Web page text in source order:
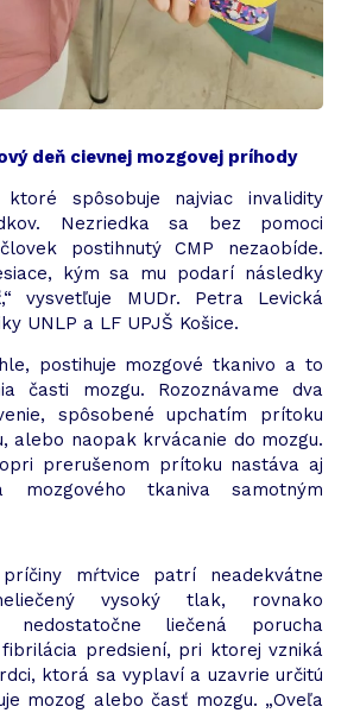
deň cievnej mozgovej príhody
spôsobuje najviac invalidity
Nezriedka sa bez pomoci
postihnutý CMP nezaobíde.
kým sa mu podarí následky
vysvetľuje MUDr. Petra Levická
UNLP a LF UPJŠ Košice.
postihuje mozgové tkanivo a to
časti mozgu. Rozoznávame dva
spôsobené upchatím prítoku
alebo naopak krvácanie do mozgu.
prerušenom prítoku nastáva aj
mozgového tkaniva samotným
príčiny mŕtvice patrí neadekvátne
vysoký tlak, rovnako
nedostatočne liečená porucha
predsiení, pri ktorej vzniká
ktorá sa vyplaví a uzavrie určitú
mozog alebo časť mozgu. „Oveľa